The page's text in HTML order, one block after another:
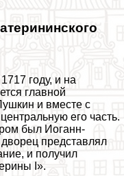
году, и на
главной
и вместе с
его часть.
был Иоганн-
представлял
и получил
I».